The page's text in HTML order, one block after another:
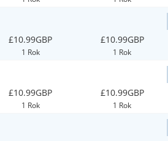
£10.99GBP
1 Rok
£10.99GBP
1 Rok
£10.99GBP
1 Rok
£10.99GBP
1 Rok